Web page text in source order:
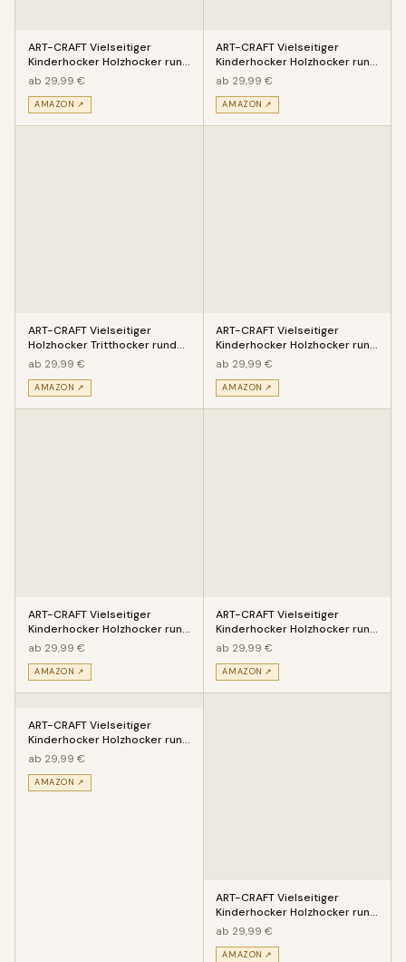
ART-CRAFT Vielseitiger
Kinderhocker Holzhocker rund
aus Massivholz Motiv Meerjun
ab 29,99 €
AMAZON ↗
ART-CRAFT Vielseitiger
Kinderhocker Holzhocker rund
aus Massivholz Tiermotiv Zie
ab 29,99 €
AMAZON ↗
ART-CRAFT Vielseitiger
Holzhocker Tritthocker rund
aus Massivholz mit vielen Ein
ab 29,99 €
AMAZON ↗
ART-CRAFT Vielseitiger
Kinderhocker Holzhocker rund
aus Massivholz Tiermotiv Dra
ab 29,99 €
AMAZON ↗
ART-CRAFT Vielseitiger
Kinderhocker Holzhocker rund
aus Massivholz Tiermotiv Eis
ab 29,99 €
AMAZON ↗
ART-CRAFT Vielseitiger
Kinderhocker Holzhocker rund
aus Massivholz Knopf mit vie
ab 29,99 €
AMAZON ↗
ART-CRAFT Vielseitiger
Kinderhocker Holzhocker rund
aus Massivholz Tiermotiv Kuh
ab 29,99 €
AMAZON ↗
ART-CRAFT Vielseitiger
Kinderhocker Holzhocker rund
aus Massivholz Tiermotiv Din
ab 29,99 €
AMAZON ↗